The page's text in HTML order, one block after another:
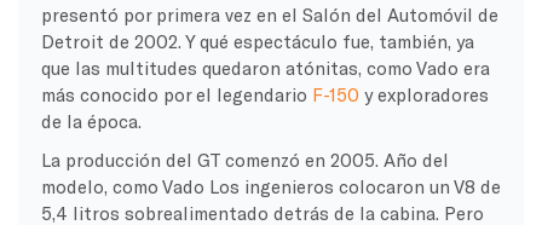
presentó por primera vez en el Salón del Automóvil de
Detroit de 2002. Y qué espectáculo fue, también, ya
que las multitudes quedaron atónitas, como Vado era
más conocido por el legendario F-150 y exploradores
de la época.
La producción del GT comenzó en 2005. Año del
modelo, como Vado Los ingenieros colocaron un V8 de
5,4 litros sobrealimentado detrás de la cabina. Pero